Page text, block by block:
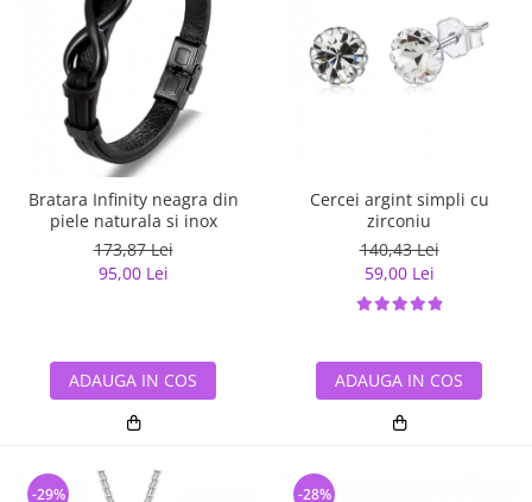
Bratara Infinity neagra din
piele naturala si inox
173,87 Lei
95,00 Lei
ADAUGA IN COS
Cercei argint simpli cu
zirconiu
140,43 Lei
59,00 Lei
ADAUGA IN COS
-29% -28%